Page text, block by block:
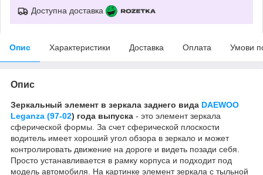
Доступна доставка
Опис Характеристики Доставка Оплата Умови
Опис
Зеркальный элемент в зеркала заднего вида DAEWOO
Leganza (97-02) года выпуска - это элемент зеркала
сферической формы. За счет сферической плоскости
водитель имеет хороший угол обзора в зеркало и может
контролировать движение на дороге и видеть позади себя.
Просто устанавливается в рамку корпуса и подходит под
модель автомобиля. На картинке элемент зеркала с тыльной